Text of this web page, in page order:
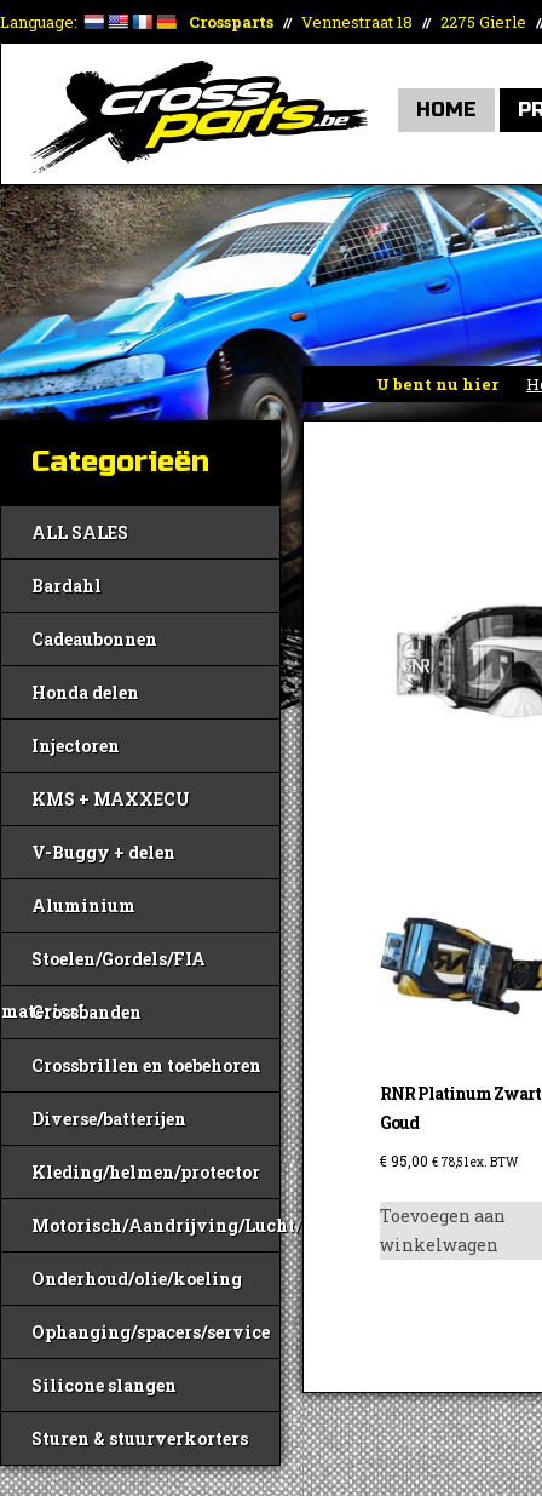
Language: Crossparts // Vennestraat 18 // 2275 Gierle
HOME
U bent nu hier
Categorieën
ALL SALES
Bardahl
Cadeaubonnen
Honda delen
Injectoren
KMS + MAXXECU
V-Buggy + delen
Aluminium
Stoelen/Gordels/FIA
materiaal
Crossbanden
Crossbrillen en toebehoren
Diverse/batterijen
Kleding/helmen/protector
Motorisch/Aandrijving/Lucht/Benzine
Onderhoud/olie/koeling
Ophanging/spacers/service
Silicone slangen
Sturen & stuurverkorters
RNR Platinum
Goud
€95,00 € 78,51ex. BTW
Toevoegen aan
winkelwagen